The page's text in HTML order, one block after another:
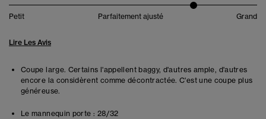
Petit Parfaitement ajusté Grand
Lire Les Avis
Coupe large. Certains l'appellent baggy, d'autres ample, d'autres
encore la considèrent comme décontractée. C'est une coupe plus
généreuse.
Le mannequin porte : 28/32